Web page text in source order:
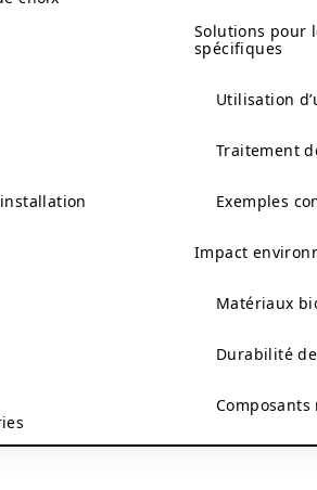
Solutions pour
spécifiques
Utilisation
Traitement
Exemples
Impact
Matériaux
Durabilité
Composants